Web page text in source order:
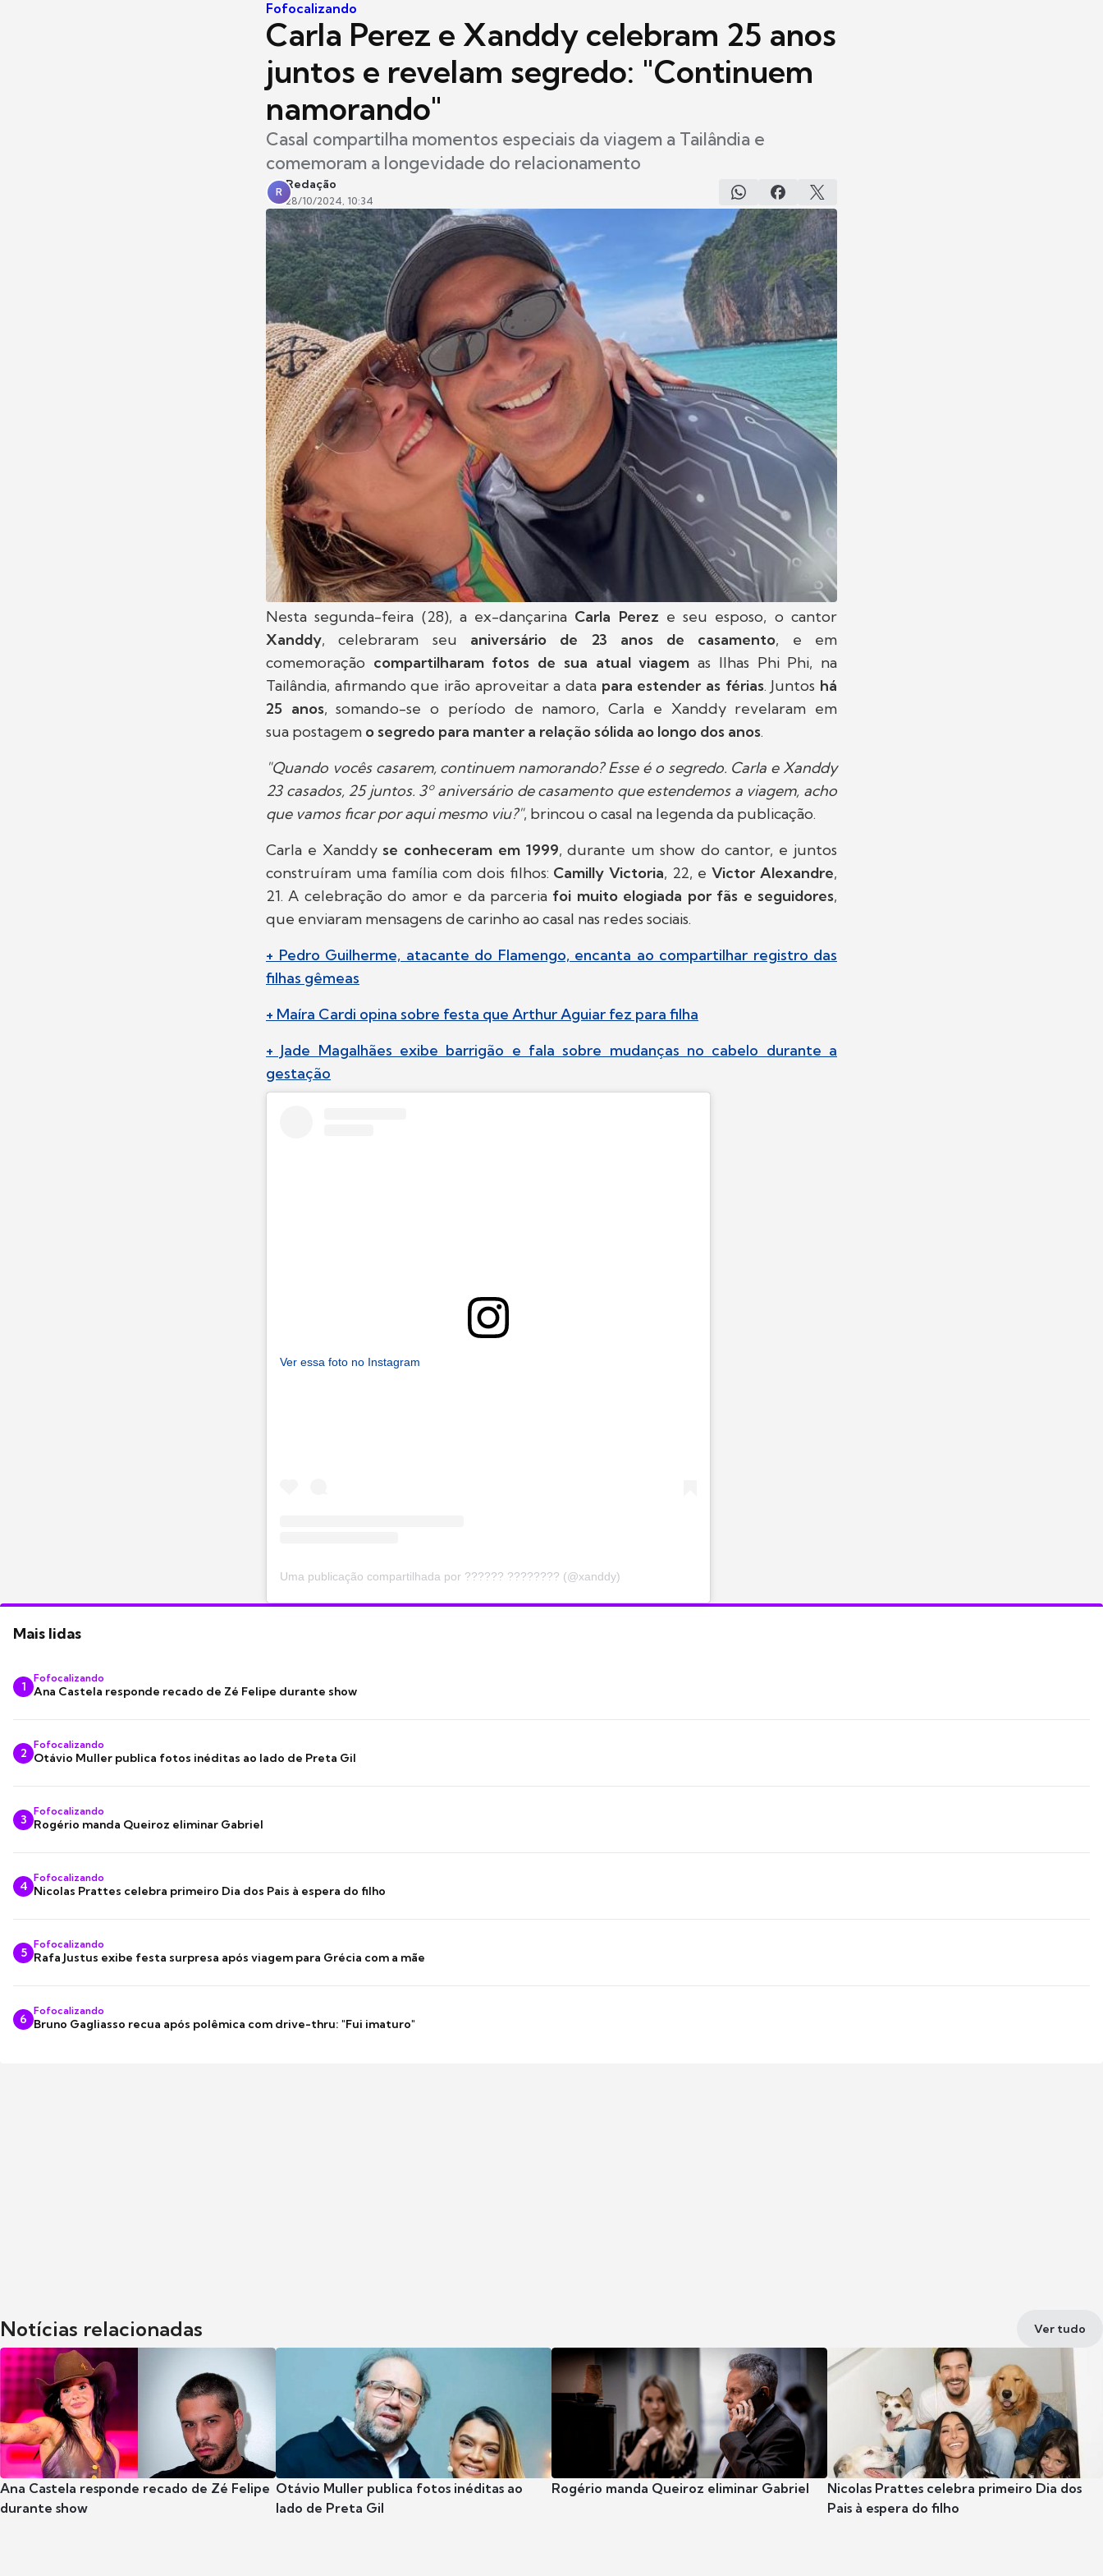
Fofocalizando
Carla Perez e Xanddy celebram 25 anos
juntos e revelam segredo: "Continuem
namorando"
Casal compartilha momentos especiais da viagem a Tailândia e
comemoram a longevidade do relacionamento
R
Redação
28/10/2024, 10:34
Nesta segunda-feira (28), a ex-dançarina Carla Perez e seu esposo, o cantor
Xanddy, celebraram seu aniversário de 23 anos de casamento, e em
comemoração compartilharam fotos de sua atual viagem as Ilhas Phi Phi, na
Tailândia, afirmando que irão aproveitar a data para estender as férias. Juntos há
25 anos, somando-se o período de namoro, Carla e Xanddy revelaram em
sua postagem o segredo para manter a relação sólida ao longo dos anos.
"Quando vocês casarem, continuem namorando? Esse é o segredo. Carla e Xanddy
23 casados, 25 juntos. 3º aniversário de casamento que estendemos a viagem, acho
que vamos ficar por aqui mesmo viu?", brincou o casal na legenda da publicação.
Carla e Xanddyse conheceram em 1999, durante um show do cantor, e juntos
construíram uma família com dois filhos: Camilly Victoria, 22, eVictor Alexandre,
21. A celebração do amor e da parceria foi muito elogiada por fãs e seguidores,
que enviaram mensagens de carinho ao casal nas redes sociais.
+ Pedro Guilherme, atacante do Flamengo, encanta ao compartilhar registro das
filhas gêmeas
+ Maíra Cardi opina sobre festa que Arthur Aguiar fez para filha
+ Jade Magalhães exibe barrigão e fala sobre mudanças no cabelo durante a
gestação
Ver essa foto no Instagram
Uma publicação compartilhada por ?????? ???????? (@xanddy)
Mais lidas
1
Fofocalizando
Ana Castela responde recado de Zé Felipe durante show
2
Fofocalizando
Otávio Muller publica fotos inéditas ao lado de Preta Gil
3
Fofocalizando
Rogério manda Queiroz eliminar Gabriel
4
Fofocalizando
Nicolas Prattes celebra primeiro Dia dos Pais à espera do filho
5
Fofocalizando
Rafa Justus exibe festa surpresa após viagem para Grécia com a mãe
6
Fofocalizando
Bruno Gagliasso recua após polêmica com drive-thru: "Fui imaturo"
Notícias relacionadas Ver tudo
Ana Castela responde recado de Zé Felipe
durante show
Otávio Muller publica fotos inéditas ao
lado de Preta Gil
Rogério manda Queiroz eliminar Gabriel
Nicolas Prattes celebra primeiro Dia dos
Pais à espera do filho